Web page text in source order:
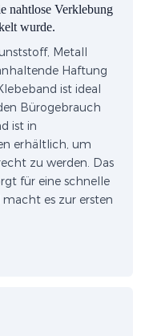
nahtlose Verklebung
wurde.
Metall
Haftung
ist ideal
Bürogebrauch
ist in
erhältlich, um
zu werden. Das
für eine schnelle
es zur ersten